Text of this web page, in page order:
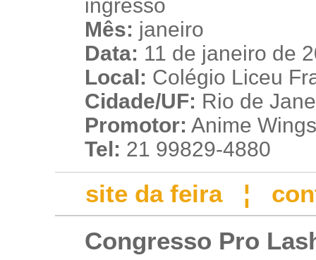
ingresso
Mês: janeiro
Data: 11 de janeiro de
Local: Colégio Liceu
Cidade/UF: Rio de
Promotor: Anime
Tel: 21 99829-4880
site da feira¦
Congresso Pro